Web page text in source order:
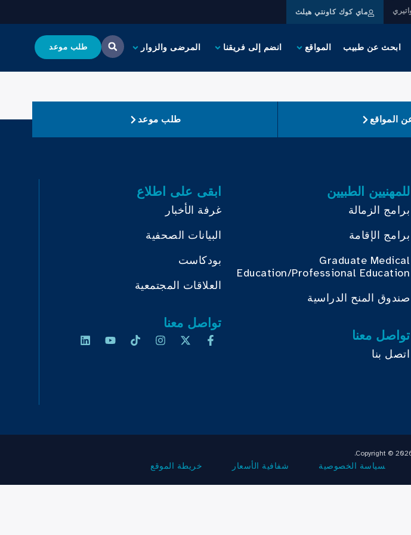
ماي كوك كاونتي هيلث
ابحث عن طبيب المواقع انضم إلى فريقنا المرضى والزوار طلب موعد
المواقع طلب موعد
للمهنيين الطبيين
برامج الزمالة
برامج الإقامة
Graduate Medical
Education/Professional Education
صندوق المنح الدراسية
تواصل معنا
اتصل بنا
ابقى على اطلاع
غرفة الأخبار
البيانات الصحفية
بودكاست
العلاقات المجتمعية
تواصل معنا
Copyright ©
سياسة الخصوصية شفافية الأسعار خريطة الموقع